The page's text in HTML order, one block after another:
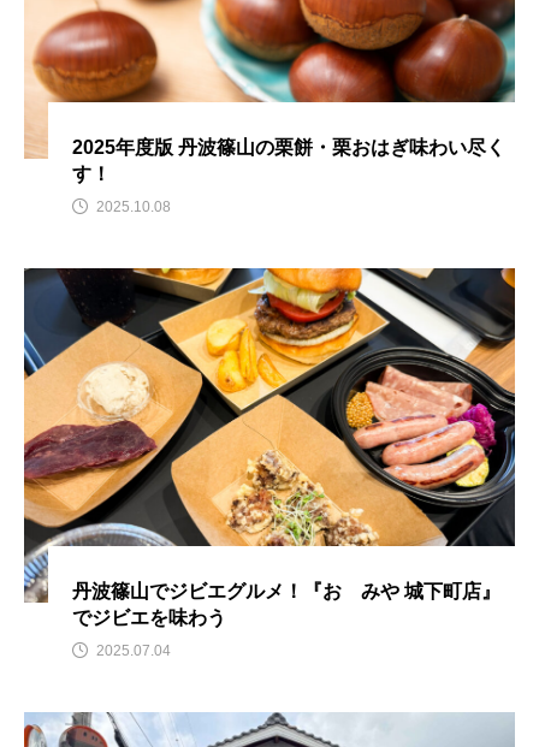
2025年度版 丹波篠山の栗餅・栗おはぎ味わい尽く
す！
2025.10.08
丹波篠山でジビエグルメ！『おゝみや 城下町店』
でジビエを味わう
2025.07.04